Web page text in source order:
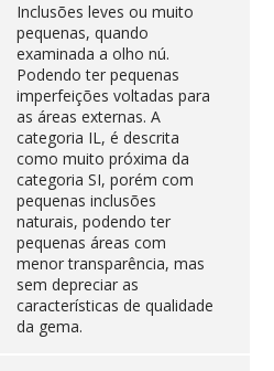
Inclusões leves ou muito
pequenas, quando
examinada a olho nú.
Podendo ter pequenas
imperfeições voltadas para
as áreas externas. A
categoria IL, é descrita
como muito próxima da
categoria SI, porém com
pequenas inclusões
naturais, podendo ter
pequenas áreas com
menor transparência, mas
sem depreciar as
características de qualidade
da gema.